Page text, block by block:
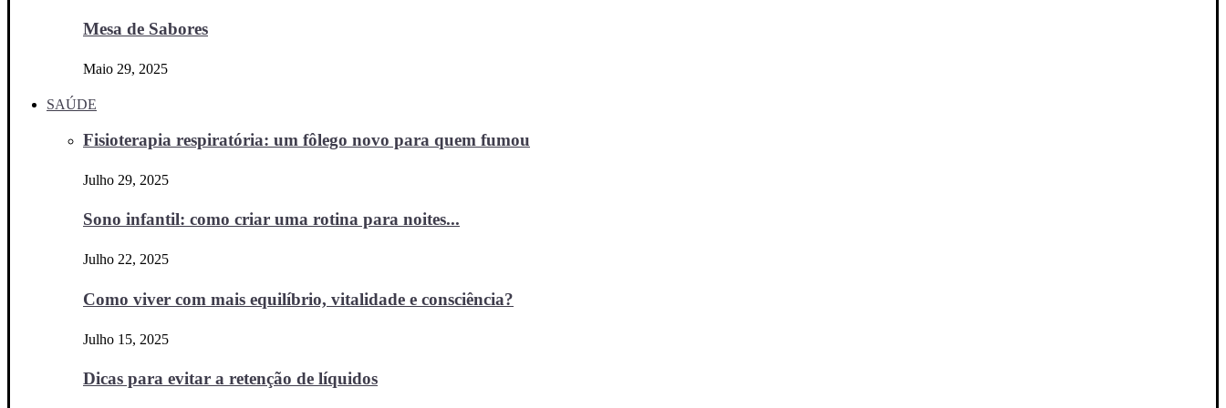
Mesa de Sabores
Maio 29, 2025
SAÚDE
Fisioterapia respiratória: um fôlego novo para quem fumou
Julho 29, 2025
Sono infantil: como criar uma rotina para noites...
Julho 22, 2025
Como viver com mais equilíbrio, vitalidade e consciência?
Julho 15, 2025
Dicas para evitar a retenção de líquidos